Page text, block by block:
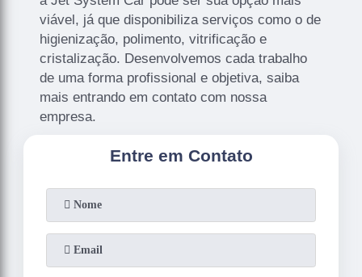
viável, já que disponibiliza serviços como o de
higienização, polimento, vitrificação e
cristalização. Desenvolvemos cada trabalho
de uma forma profissional e objetiva, saiba
mais entrando em contato com nossa
empresa.
Entre em Contato